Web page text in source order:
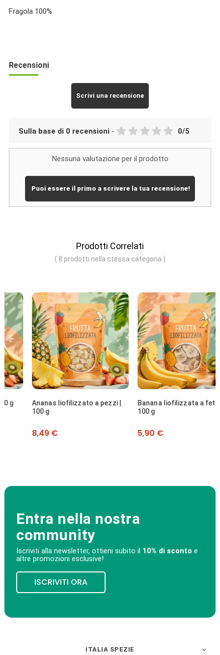
Fragola 100%
Recensioni
Scrivi una recensione
Sulla base di 0 recensioni - 0/5
Nessuna valutazione per il prodotto
Puoi essere il primo a scrivere la tua recensione!
Prodotti Correlati
( 8 prodotti nella stessa categoria )
Ananas liofilizzato a pezzi |
8,49 €
Banana liofilizzata a fette |
5,90 €
Entra nella nostra
community
Iscriviti alla newsletter, ottieni subito il 10% di sconto e
altre promozioni esclusive!
ISCRIVITI ORA
ITALIA SPEZIE 